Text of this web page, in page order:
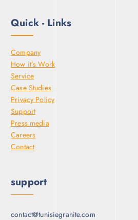
Quick - Links
Company
How it’s Work
Service
Case Studies
Privacy Policy
Support
Press media
Careers
Contact
support
contact@tunisiegranite.com